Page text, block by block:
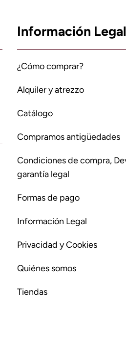
Información Legal
¿Cómo comprar?
Alquiler y atrezzo
Catálogo
Compramos antigüedades
Condiciones de compra,
garantía legal
Formas de pago
Información Legal
Privacidad y Cookies
Quiénes somos
Tiendas